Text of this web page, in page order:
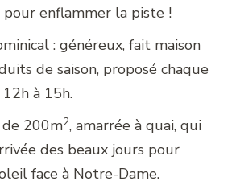
enflammer la piste !
: généreux, fait maison
de saison, proposé chaque
à 15h.
200m2, amarrée à quai, qui
des beaux jours pour
face à Notre-Dame.